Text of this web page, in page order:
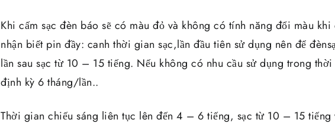
Khi cấm sạc đèn báo sẽ có màu đỏ và không có tính năng đổi màu
nhận biết pin đầy: canh thời gian sạc,lần đầu tiên sử dụng nên để
lần sau sạc từ 10 – 15 tiếng. Nếu không có nhu cầu sử dụng trong
định kỳ 6 tháng/lần..
Thời gian chiếu sáng liên tục lên đến 4 – 6 tiếng, sạc từ 10 – 15